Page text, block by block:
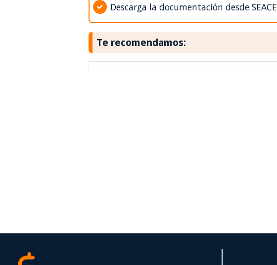
Descarga la documentación desde SEACE
Te recomendamos: